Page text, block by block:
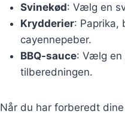
Svinekød: Vælg en
Krydderier: Paprika,
cayennepeber.
BBQ-sauce: Vælg en
tilberedningen.
Når du har forberedt